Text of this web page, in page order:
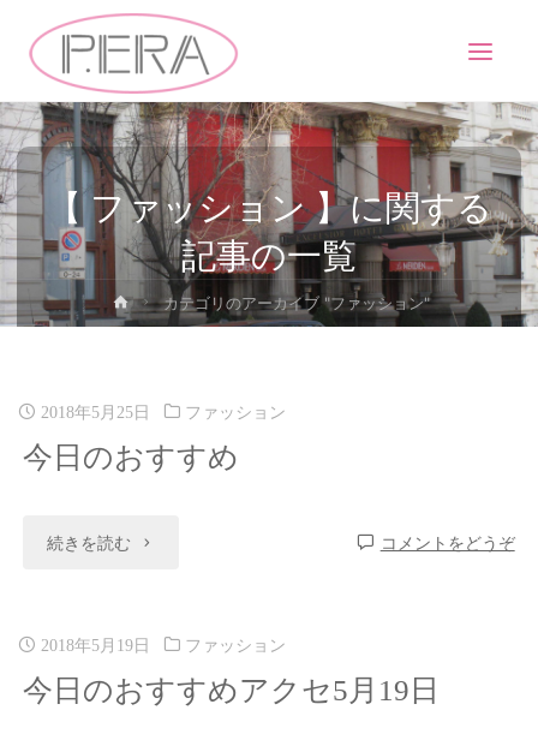
【 ファッション 】に関する
記事の一覧
カテゴリのアーカイブ "ファッション"
2018年5月25日 ファッション
今日のおすすめ
続きを読む コメントをどうぞ
2018年5月19日 ファッション
今日のおすすめアクセ5月19日